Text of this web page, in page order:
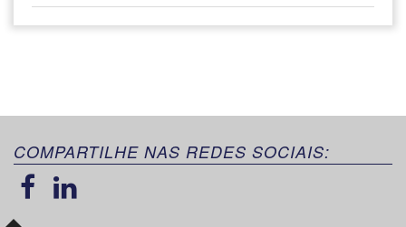
COMPARTILHE NAS REDES SOCIAIS: